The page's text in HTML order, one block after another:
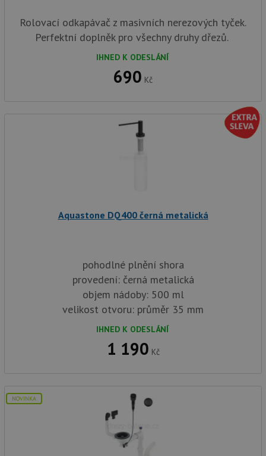
Rolovací odkapávač z masivních nerezových tyček.
Perfektní doplněk pro všechny druhy dřezů.
IHNED K ODESLÁNÍ
690 Kč
Aquastone DQ400 černá metalická
pohodlné plnění shora
provedení: černá metalická
objem nádoby: 500 ml
velikost otvoru: průměr 35 mm
IHNED K ODESLÁNÍ
1 190 Kč
NOVINKA